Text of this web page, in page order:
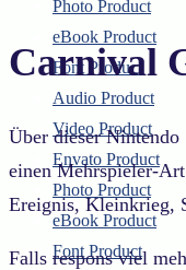
Photo Product
eBook Product
Font Product
Audio Product
Video Product
Envato Product
Photo Product
eBook Product
Font Product
Carnival
Über dieser
einen Mehrspieler-
Ereignis, Kleinkrieg,
Falls respons viel